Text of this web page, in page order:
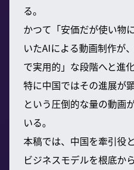
る。
かつて「安価だが使い物
いたAIによる動画制作が
で実用的」な段階へと進
特に中国ではその進展が
という圧倒的な量の動画
いる。
本稿では、中国を牽引役
ビジネスモデルを根底か